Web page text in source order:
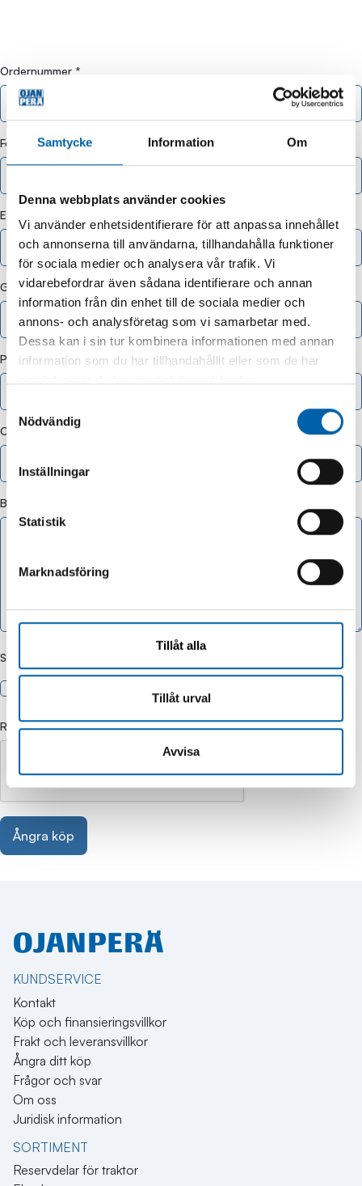
Samtycke Information Om
Denna webbplats använder cookies
Vi använder enhetsidentifierare för att anpassa innehållet
och annonserna till användarna, tillhandahålla funktioner
för sociala medier och analysera vår trafik. Vi
vidarebefordrar även sådana identifierare och annan
information från din enhet till de sociala medier och
annons- och analysföretag som vi samarbetar med.
Dessa kan i sin tur kombinera informationen med annan
information som du har tillhandahållit eller som de har
Nödvändig
Inställningar
Statistik
Marknadsföring
Tillåt alla
Tillåt urval
Avvisa
Ordernummer *
För- och efternamn
E-postadress
Gatuadress *
Postnummer *
Ort *
Beskrivning av varor/tjänster som ångras
Samtycke
Jag godkänner att Ojanperä behandlar mina personuppgifter
för att hantera mitt ångerärende.
Robotvalidering
Ångra köp
KUNDSERVICE
Kontakt
Köp och finansieringsvillkor
Frakt och leveransvillkor
Ångra ditt köp
Frågor och svar
Om oss
Juridisk information
SORTIMENT
Reservdelar för traktor